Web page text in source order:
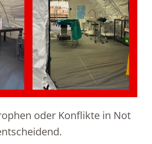
oder Konflikte in Not